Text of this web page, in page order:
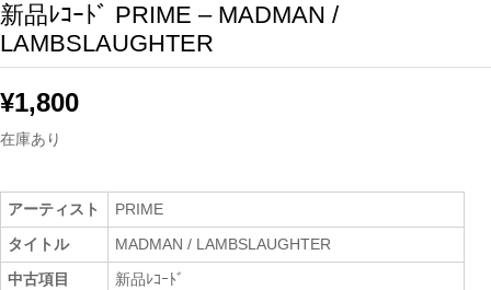
新品ﾚｺｰﾄﾞ PRIME – MADMAN /
LAMBSLAUGHTER
¥1,800
在庫あり
アーティスト
PRIME
タイトル
MADMAN / LAMBSLAUGHTER
中古項目
新品ﾚｺｰﾄﾞ